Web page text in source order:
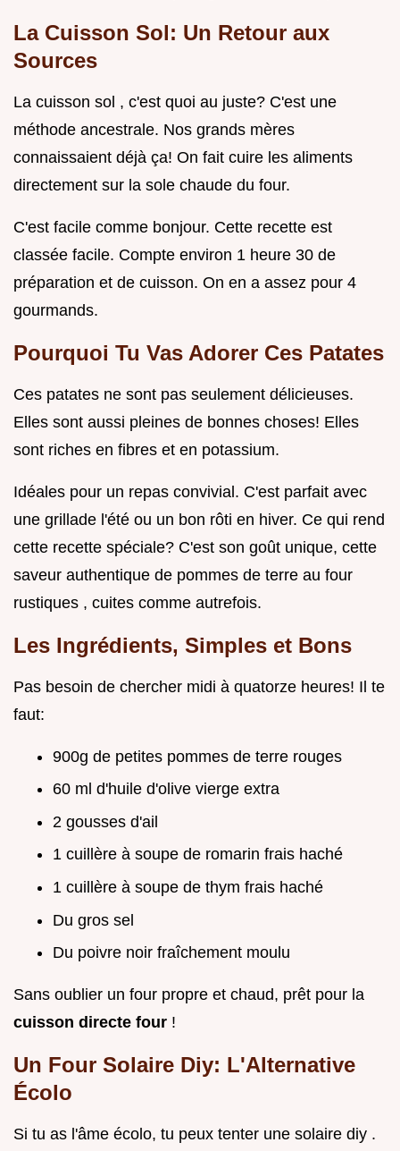
La Cuisson Sol: Un Retour aux
Sources
La cuisson sol , c'est quoi au juste? C'est une
méthode ancestrale. Nos grands mères
connaissaient déjà ça! On fait cuire les aliments
directement sur la sole chaude du four.
C'est facile comme bonjour. Cette recette est
classée facile. Compte environ 1 heure 30 de
préparation et de cuisson. On en a assez pour 4
gourmands.
Pourquoi Tu Vas Adorer Ces Patates
Ces patates ne sont pas seulement délicieuses.
Elles sont aussi pleines de bonnes choses! Elles
sont riches en fibres et en potassium.
Idéales pour un repas convivial. C'est parfait avec
une grillade l'été ou un bon rôti en hiver. Ce qui rend
cette recette spéciale? C'est son goût unique, cette
saveur authentique de pommes de terre au four
rustiques , cuites comme autrefois.
Les Ingrédients, Simples et Bons
Pas besoin de chercher midi à quatorze heures! Il te
faut:
900g de petites pommes de terre rouges
60 ml d'huile d'olive vierge extra
2 gousses d'ail
1 cuillère à soupe de romarin frais haché
1 cuillère à soupe de thym frais haché
Du gros sel
Du poivre noir fraîchement moulu
Sans oublier un four propre et chaud, prêt pour la
cuisson directe four !
Un Four Solaire Diy: L'Alternative
Écolo
Si tu as l'âme écolo, tu peux tenter une solaire diy .